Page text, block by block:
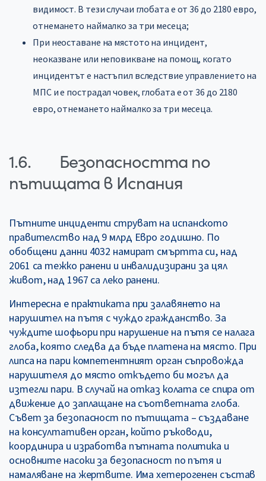
видимост. В тези случаи глобата е от 36 до 2180 евро,
отнемането наймалко за три месеца;
При неоставане на мястото на инцидент,
неоказване или неповикване на помощ, когато
инцидентът е настъпил вследствие управлението на
МПС и е пострадал човек, глобата е от 36 до 2180
евро, отнемането наймалко за три месеца.
1.6. Безопасността по
пътищата в Испания
Пътните инциденти струват на испанското
правителство над 9 млрд Евро годишно. По
обобщени данни 4032 намират смъртта си, над
2061 са тежко ранени и инвалидизирани за цял
живот, над 1967 са леко ранени.
Интересна е практиката при залавянето на
нарушител на пътя с чуждо гражданство. За
чуждите шофьори при нарушение на пътя се налага
глоба, която следва да бъде платена на място. При
липса на пари компетентният орган съпровожда
нарушителя до място откъдето би могъл да
изтегли пари. В случай на отказ колата се спира от
движение до заплащане на съответната глоба.
Съвет за безопасност по пътищата – създаване
на консултативен орган, който ръководи,
координира и изработва пътната политика и
основните насоки за безопасност по пътя и
намаляване на жертвите. Има хетерогенен състав